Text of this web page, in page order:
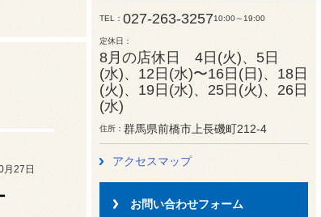
月27日
TEL 027-263-325710:00～19:00
定休日
8月の店休日 4日(火)、5日
(水)、12日(水)〜16日(日)、18日
(火)、19日(水)、25日(火)、26日
(水)
住所 群馬県前橋市上長磯町212-4
アクセスマップ
お問い合わせフォーム